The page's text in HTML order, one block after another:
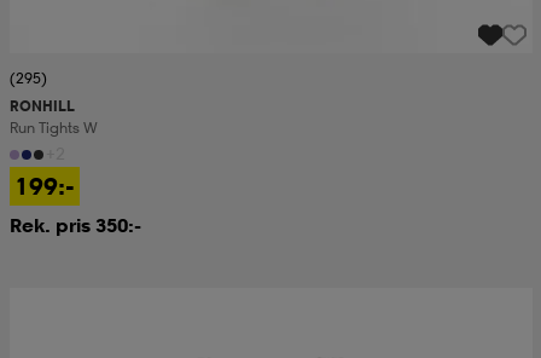
(295)
RONHILL
Run Tights W
199:-
Rek. pris 350:-